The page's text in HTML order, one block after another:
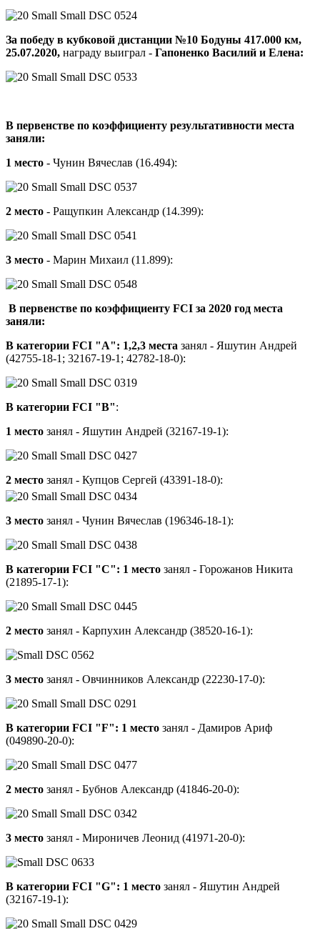
За победу в кубковой дистанции №10 Бодуны 417.000 км,
25.07.2020, награду выиграл - Гапоненко Василий и Елена:
В первенстве по коэффициенту результативности места
заняли:
1 место - Чунин Вячеслав (16.494):
2 место - Ращупкин Александр (14.399):
3 место - Марин Михаил (11.899):
В первенстве по коэффициенту FCI за 2020 год места
заняли:
В категории FCI "А": 1,2,3 места занял - Яшутин Андрей
(42755-18-1; 32167-19-1; 42782-18-0):
В категории FCI "В":
1 место занял - Яшутин Андрей (32167-19-1):
2 место занял - Купцов Сергей (43391-18-0):
3 место занял - Чунин Вячеслав (196346-18-1):
В категории FCI "С": 1 место занял - Горожанов Никита
(21895-17-1):
2 место занял - Карпухин Александр (38520-16-1):
3 место занял - Овчинников Александр (22230-17-0):
В категории FCI "F": 1 место занял - Дамиров Ариф
(049890-20-0):
2 место занял - Бубнов Александр (41846-20-0):
3 место занял - Мироничев Леонид (41971-20-0):
В категории FCI "G": 1 место занял - Яшутин Андрей
(32167-19-1):